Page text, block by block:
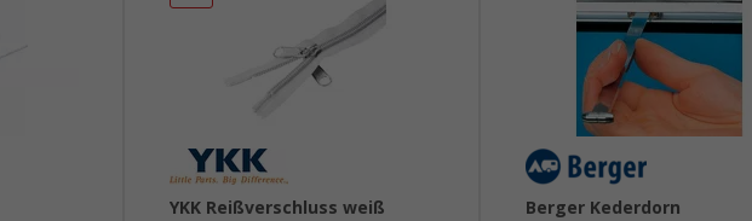
YKK Reißverschluss weiß
Berger Kederdorn